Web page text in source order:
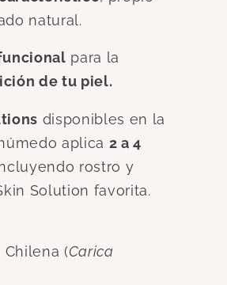
natural.
para la
de tu piel.
disponibles en la
aplica 2 a 4
rostro y
Solution favorita.
(Carica